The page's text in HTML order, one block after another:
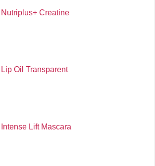
Nutriplus+ Creatine
Lip Oil Transparent
Intense Lift Mascara